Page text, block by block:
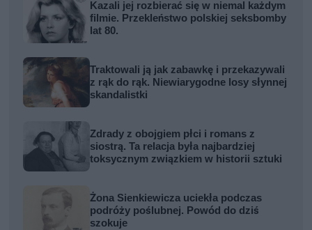
Kazali jej rozbierać się w niemal każdym
filmie. Przekleństwo polskiej seksbomby
lat 80.
Traktowali ją jak zabawkę i przekazywali
z rąk do rąk. Niewiarygodne losy słynnej
skandalistki
Zdrady z obojgiem płci i romans z
siostrą. Ta relacja była najbardziej
toksycznym związkiem w historii sztuki
Żona Sienkiewicza uciekła podczas
podróży poślubnej. Powód do dziś
szokuje